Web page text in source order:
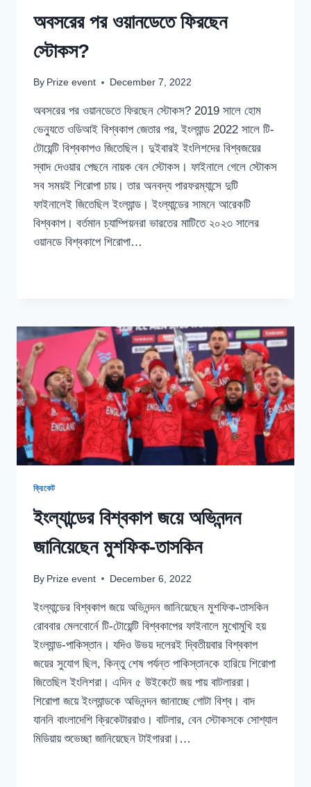
অবসরের পর ওয়ানডেতে ফিরছেন
স্টোকস?
By Prize event December 7, 2022
অবসরের পর ওয়ানডেতে ফিরছেন স্টোকস? 2019 সালে হোম
ভেন্যুতে ওডিআই বিশ্বকাপ জেতার পর, ইংল্যান্ড 2022 সালে টি-
টোয়েন্টি বিশ্বকাপও জিতেছিল। দুইবারই ইংলিশদের বিশ্বজয়ের
স্বাদ দেওয়ার পেছনে নায়ক বেন স্টোকস। ফাইনালে গেলে স্টোকস
সব সময়ই শিরোপা চায়। তার অনবদ্য পারফরম্যান্সে দুটি
ফাইনালেই জিতেছিল ইংল্যান্ড। ইংল্যান্ডের সামনে আরেকটি
বিশ্বকাপ। বর্তমান চ্যাম্পিয়নরা ভারতের মাটিতে ২০২৩ সালের
ওয়ানডে বিশ্বকাপে শিরোপা…
স্টোকস?
ক্রিকেট
ইংল্যান্ডের বিশ্বকাপ জয়ে অভিনন্দন
জানিয়েছেন মুশফিক-তাসকিন
By Prize event December 6, 2022
ইংল্যান্ডের বিশ্বকাপ জয়ে অভিনন্দন জানিয়েছেন মুশফিক-তাসকিন
রোববার মেলবোর্নে টি-টোয়েন্টি বিশ্বকাপের ফাইনালে মুখোমুখি হয়
ইংল্যান্ড-পাকিস্তান। যদিও উভয় দলেরই দ্বিতীয়বার বিশ্বকাপ
জয়ের সুযোগ ছিল, কিন্তু শেষ পর্যন্ত পাকিস্তানকে হারিয়ে শিরোপা
জিতেছিল ইংলিশরা। এদিন ৫ উইকেটে জয় পায় বাটলাররা।
শিরোপা জয়ে ইংল্যান্ডকে অভিনন্দন জানাচ্ছে গোটা বিশ্ব। বাদ
যাননি বাংলাদেশি ক্রিকেটাররাও। বাটলার, বেন স্টোকসকে সোশ্যাল
মিডিয়ায় শুভেচ্ছা জানিয়েছেন টাইগাররা।…